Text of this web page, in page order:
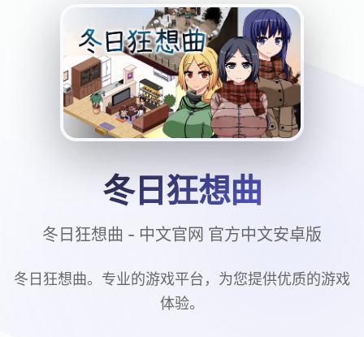
冬日狂想曲
冬日狂想曲 - 中文官网 官方中文安卓版
冬日狂想曲。专业的游戏平台，为您提供优质的游戏
体验。